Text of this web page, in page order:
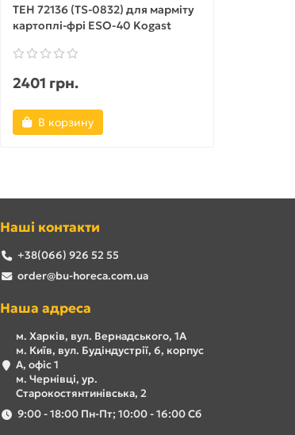
ТЕН 72136 (TS-0832) для марміту
картоплі-фрі ESO-40 Kogast
2401 грн.
В корзину
Наші контакти
+38(066) 926 52 55
order@bu-horeca.com.ua
Наша адреса
м. Харків, вул. Вернадського, 1А
м. Київ, вул. Будіндустрії, 6, корпус
А, офіс 1
м. Чернівці, ур.
Старокостянтинівська, 2
9:00 - 18:00 Пн-Пт; 10:00 - 16:00 Сб